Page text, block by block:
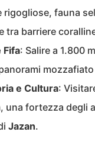
rigogliose, fauna
tra barriere
Fifa: Salire a 1.800
e Cultura:
, una fortezza degli
Jazan.